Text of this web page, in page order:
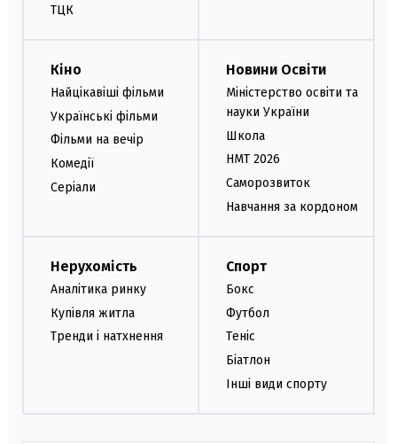
ТЦК
Кіно
Найцікавіші фільми
Українські фільми
Фільми на вечір
Комедії
Серіали
Новини Освіти
Міністерство освіти та
науки України
Школа
НМТ 2026
Саморозвиток
Навчання за кордоном
Нерухомість
Аналітика ринку
Купівля житла
Тренди і натхнення
Спорт
Бокс
Футбол
Теніс
Біатлон
Інші види спорту